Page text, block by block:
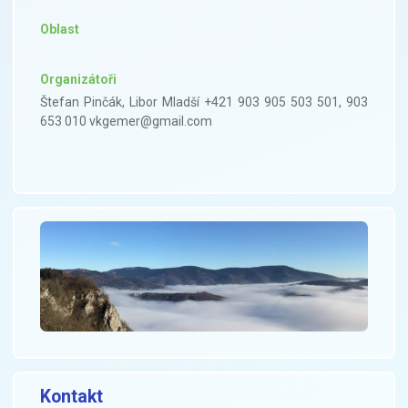
Oblast
Organizátoři
Štefan Pinčák, Libor Mladší +421 903 905 503 501, 903
653 010 vkgemer@gmail.com
Kontakt